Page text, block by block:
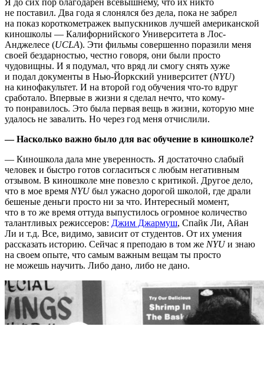
не поставил. Два года я слонялся без дела, пока не забрел
на показ короткометражек выпускников лучшей американской
киношколы — Калифорнийского Университета в Лос-
Анджелесе (UCLA). Эти фильмы совершенно поразили меня
своей бездарностью, честно говоря, они были просто
чудовищны. И я подумал, что вряд ли смогу снять хуже
и подал документы в Нью-Йоркский университет (NYU)
на кинофакультет. И на второй год обучения что-то вдруг
сработало. Впервые в жизни я сделал нечто, что кому-
то понравилось. Это была первая вещь в жизни, которую мне
удалось не завалить. Но через год меня отчислили.
— Насколько важно было для вас обучение в киношколе?
— Киношкола дала мне уверенность. Я достаточно слабый
человек и быстро готов согласиться с любым негативным
отзывом. В киношколе мне повезло с критикой. Другое дело,
что в мое время NYUбыл ужасно дорогой школой, где драли
бешеные деньги просто ни за что. Интересный момент,
что в то же время оттуда выпустилось огромное количество
талантливых режиссеров: Джим Джармуш, Спайк Ли, Айан
Ли и т.д. Все, видимо, зависит от студентов. От их умения
рассказать историю. Сейчас я преподаю в том же NYUи знаю
на своем опыте, что самым важным вещам ты просто
не можешь научить. Либо дано, либо не дано.